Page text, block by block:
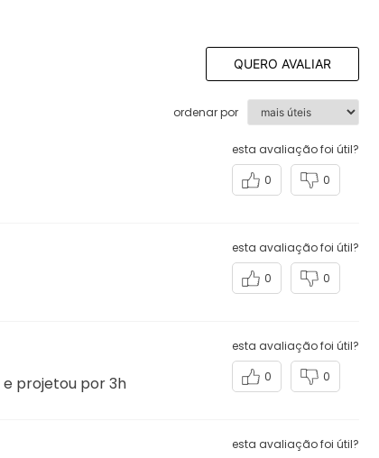
QUERO AVALIAR
ordenar por
esta avaliação foi útil?
0
0
esta avaliação foi útil?
0
0
projetou por 3h
esta avaliação foi útil?
0
0
esta avaliação foi útil?